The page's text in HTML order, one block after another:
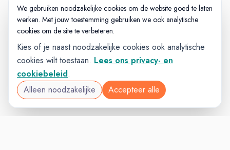
We gebruiken noodzakelijke cookies om de website goed te laten
werken. Met jouw toestemming gebruiken we ook analytische
cookies om de site te verbeteren.
Kies of je naast noodzakelijke cookies ook analytische
cookies wilt toestaan. Lees ons privacy- en
cookiebeleid.
Alleen noodzakelijke
Accepteer alle